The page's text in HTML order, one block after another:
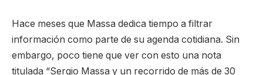
Hace meses que Massa dedica tiempo a filtrar
información como parte de su agenda cotidiana. Sin
embargo, poco tiene que ver con esto una nota
titulada “Sergio Massa y un recorrido de más de 30